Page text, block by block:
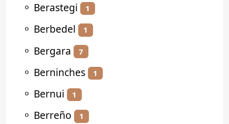
⚬ Berastegi 1
⚬ Berbedel 1
⚬ Bergara 7
⚬ Berninches 1
⚬ Bernui 1
⚬ Berreño 1